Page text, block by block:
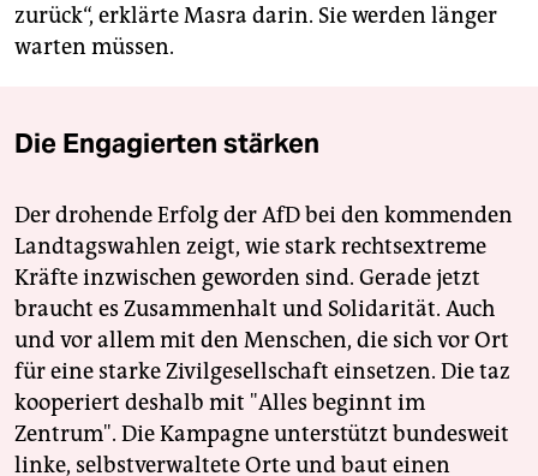
zurück“, erklärte Masra darin. Sie werden länger
warten müssen.
Die Engagierten stärken
Der drohende Erfolg der AfD bei den kommenden
Landtagswahlen zeigt, wie stark rechtsextreme
Kräfte inzwischen geworden sind. Gerade jetzt
braucht es Zusammenhalt und Solidarität. Auch
und vor allem mit den Menschen, die sich vor Ort
für eine starke Zivilgesellschaft einsetzen. Die taz
kooperiert deshalb mit "Alles beginnt im
Zentrum". Die Kampagne unterstützt bundesweit
linke, selbstverwaltete Orte und baut einen